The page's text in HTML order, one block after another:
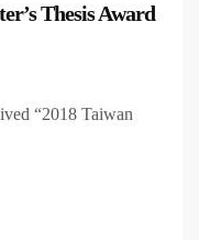
Thesis Award
“2018 Taiwan